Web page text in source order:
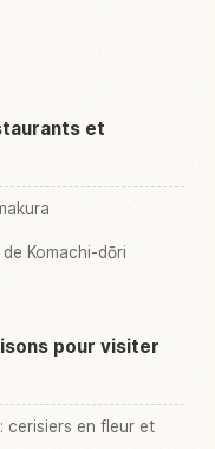
et
Komachi-dōri
pour visiter
cerisiers en fleur et